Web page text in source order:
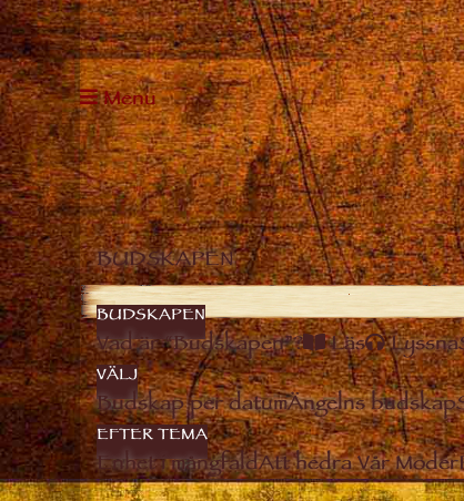
Menu
BUDSKAPEN
BUDSKAPEN
Vad är “Budskapen”? Läs Lyssna
VÄLJ
Budskap per datumÄngelns budskap
EFTER TEMA
Enhet i mångfaldAtt hedra Vår Moder